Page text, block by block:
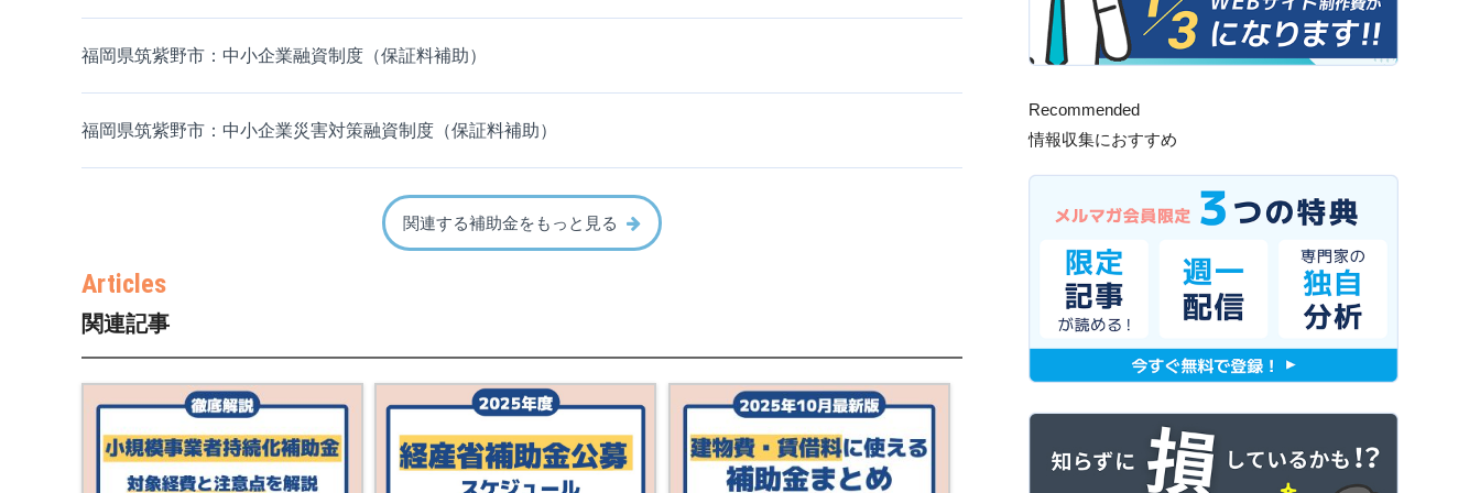
福岡県筑紫野市：中小企業融資制度（保証料補助）
福岡県筑紫野市：中小企業災害対策融資制度（保証料補助）
関連する補助金をもっと見る
関連記事
Recommended
情報収集におすすめ